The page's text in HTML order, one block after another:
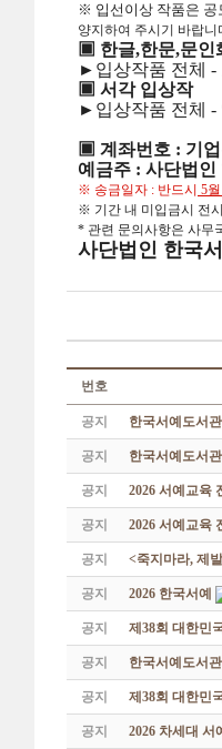
※ 입선이상 작품은 공
양지하여 주시기 바랍니
▣ 한글,한문,문인
►입상작품 전체 -
▣ 서각 입상작
►입상작품 전체 -
▣ 계좌번호 : 기업
예금주 : 사단법인
※ 송금일자 : 반드시 5
※ 기간 내 미입금시 전
* 관련 문의사항은 사무
사단법인 한국
번호
공지 한국서예도서
공지 한국서예도서
공지 2026 서예교육
공지 2026 서예교육
공지 <죽지마라, 제
공지 2026 한국서예
공지 제38회 대한민
공지 한국서예도서
공지 제38회 대한민
공지 2026 차세대 서